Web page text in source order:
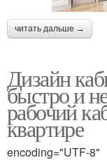
читать дальше →
Дизайн
быстро и
рабочий
квартире
encoding="UTF-8"